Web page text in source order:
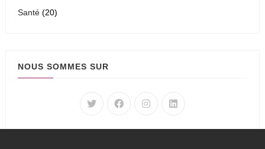
Santé (20)
NOUS SOMMES SUR